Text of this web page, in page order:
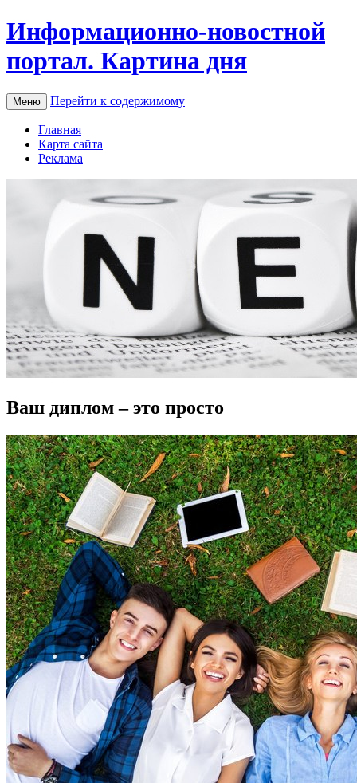
Информационно-новостной
портал. Картина дня
Меню Перейти к содержимому
Главная
Карта сайта
Реклама
Ваш диплом – это просто